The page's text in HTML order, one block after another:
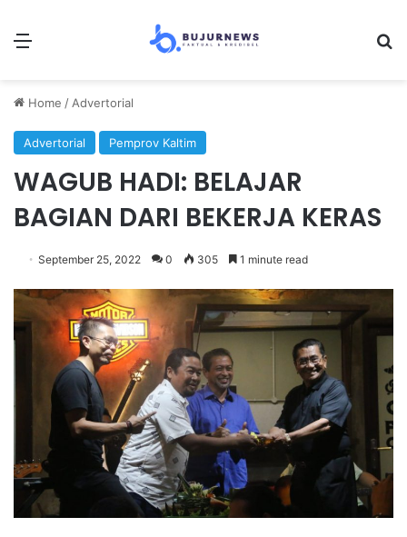
Home / Advertorial
Advertorial Pemprov Kaltim
WAGUB HADI: BELAJAR
BAGIAN DARI BEKERJA KERAS
September 25, 2022 0 305 1 minute read